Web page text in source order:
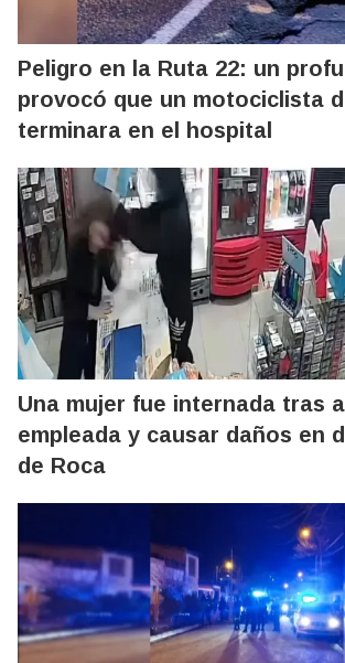
Peligro en la Ruta 22: un
provocó que un motociclista
terminara en el hospital
Una mujer fue internada tras
empleada y causar daños en
de Roca